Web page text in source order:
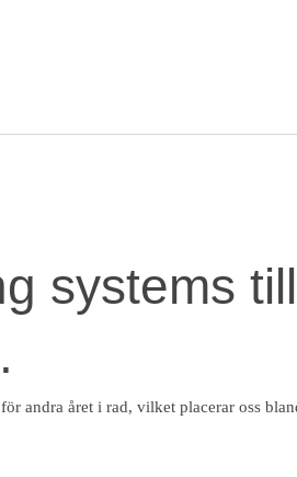
om
systems
för andra året i rad, vilket placerar oss